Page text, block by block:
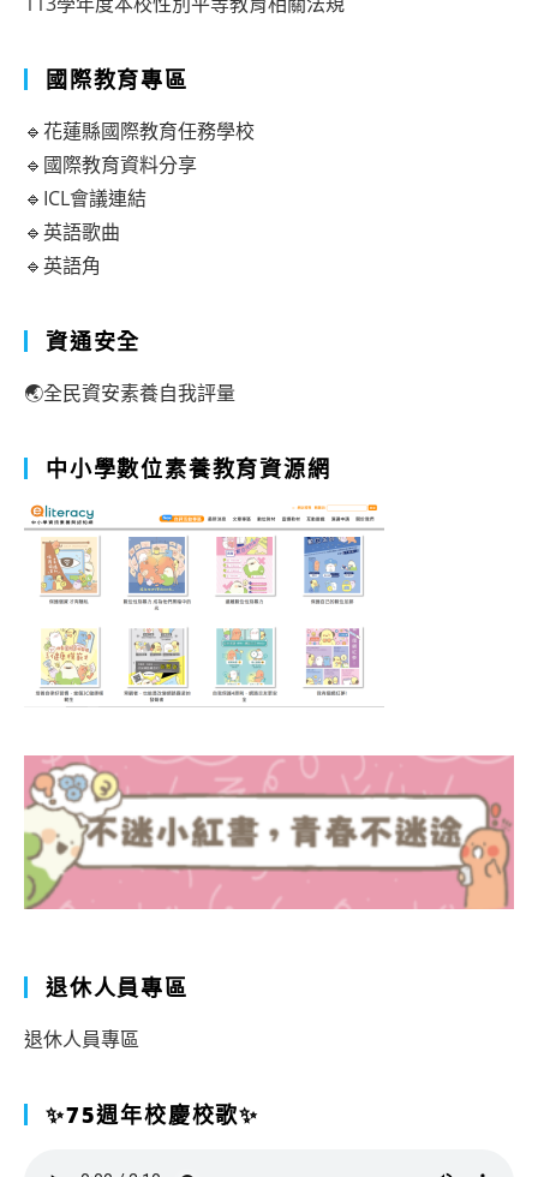
國際教育專區
🔹花蓮縣國際教育任務學校
🔹國際教育資料分享
🔹ICL會議連結
🔹英語歌曲
🔹英語角
資通安全
🌏全民資安素養自我評量
中小學數位素養教育資源網
退休人員專區
退休人員專區
✨75週年校慶校歌✨